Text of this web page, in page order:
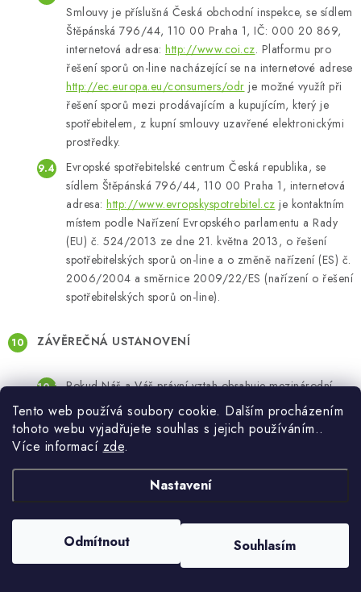
Tento web používá soubory cookie. Dalším procházením
tohoto webu vyjadřujete souhlas s jejich používáním..
Více informací zde.
Nastavení
Odmítnout Souhlasím
Smlouvy je příslušná Česká obchodní inspekce, se sídlem
Štěpánská 796/44, 110 00 Praha 1, IČ: 000 20 869,
internetová adresa: http://www.coi.cz. Platformu pro
řešení sporů on-line nacházející se na internetové adrese
http://ec.europa.eu/consumers/odr je možné využít při
řešení sporů mezi prodávajícím a kupujícím, který je
spotřebitelem, z kupní smlouvy uzavřené elektronickými
prostředky.
Evropské spotřebitelské centrum Česká republika, se
sídlem Štěpánská 796/44, 110 00 Praha 1, internetová
adresa: http://www.evropskyspotrebitel.cz je kontaktním
místem podle Nařízení Evropského parlamentu a Rady
(EU) č. 524/2013 ze dne 21. května 2013, o řešení
spotřebitelských sporů on-line a o změně nařízení (ES) č.
2006/2004 a směrnice 2009/22/ES (nařízení o řešení
spotřebitelských sporů on-line).
ZÁVĚREČNÁ USTANOVENÍ
Pokud Náš a Váš právní vztah obsahuje mezinárodní
prvek (tedy například budeme zasílat zboží mimo území
České republiky), bude se vztah vždy řídit právem České
republiky. Pokud jste však spotřebitelé, nejsou tímto
doručovat elektronickou poštou. Naše e-mailová adresa
je uvedena u Našich identifikačních údajů. My budeme
doručovat korespondenci na Vaši e-mailovou adresu